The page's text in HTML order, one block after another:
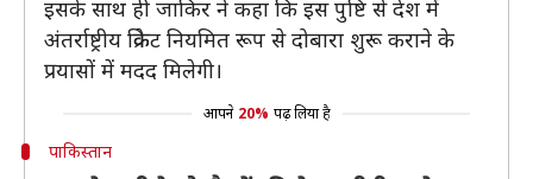
इसके साथ ही जाकिर ने कहा कि इस पुष्टि से देश में
अंतर्राष्ट्रीय क्रिकेट नियमित रूप से दोबारा शुरू कराने के
प्रयासों में मदद मिलेगी।
आपने 20% पढ़ लिया है
पाकिस्तान